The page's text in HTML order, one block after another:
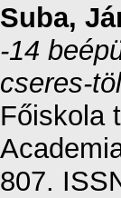
Suba,
-14
cseres-
Főiskola
807.